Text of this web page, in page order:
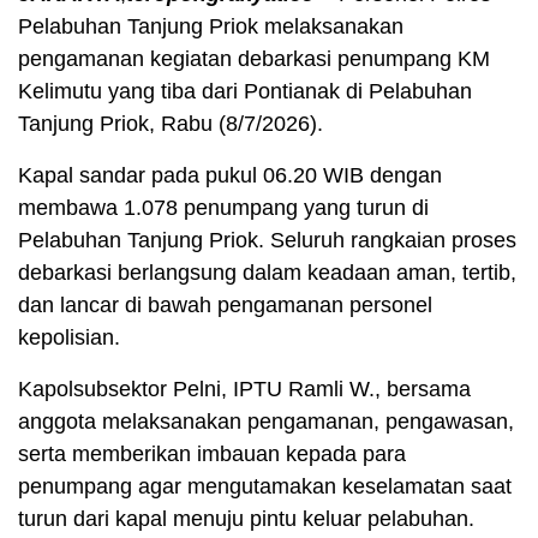
Pelabuhan Tanjung Priok melaksanakan
pengamanan kegiatan debarkasi penumpang KM
Kelimutu yang tiba dari Pontianak di Pelabuhan
Tanjung Priok, Rabu (8/7/2026).
Kapal sandar pada pukul 06.20 WIB dengan
membawa 1.078 penumpang yang turun di
Pelabuhan Tanjung Priok. Seluruh rangkaian proses
debarkasi berlangsung dalam keadaan aman, tertib,
dan lancar di bawah pengamanan personel
kepolisian.
Kapolsubsektor Pelni, IPTU Ramli W., bersama
anggota melaksanakan pengamanan, pengawasan,
serta memberikan imbauan kepada para
penumpang agar mengutamakan keselamatan saat
turun dari kapal menuju pintu keluar pelabuhan.